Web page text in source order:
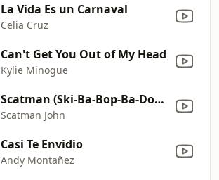
La Vida Es un Carnaval
Celia Cruz
Can't Get You Out of My Head
Kylie Minogue
Scatman (Ski-Ba-Bop-Ba-Dop-Bop) [Extended Radio Version]
Scatman John
Casi Te Envidio
Andy Montañez